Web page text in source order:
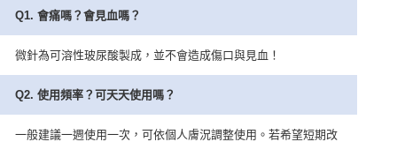
Q1.會痛嗎？會見血嗎？
微針為可溶性玻尿酸製成，並不會造成傷口與見血！
Q2.使用頻率？可天天使用嗎？
一般建議一週使用一次，可依個人膚況調整使用。若希望短期改